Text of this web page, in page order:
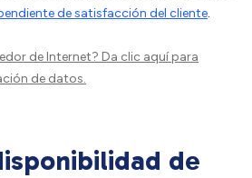
de satisfacción del cliente.
de Internet? Da clic aquípara
de datos.
de